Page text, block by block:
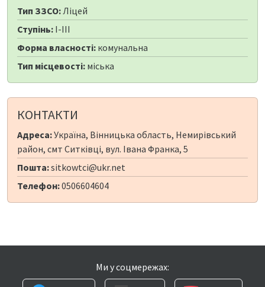
Тип ЗЗСО:Ліцей
Ступінь: I-III
Форма власності: комунальна
Тип місцевості: міська
КОНТАКТИ
Адреса:Україна, Вінницька область, Немирівський
район, смт Ситківці, вул. Івана Франка, 5
Пошта:sitkowtci@ukr.net
Телефон:0506604604
Ми у соцмережах: